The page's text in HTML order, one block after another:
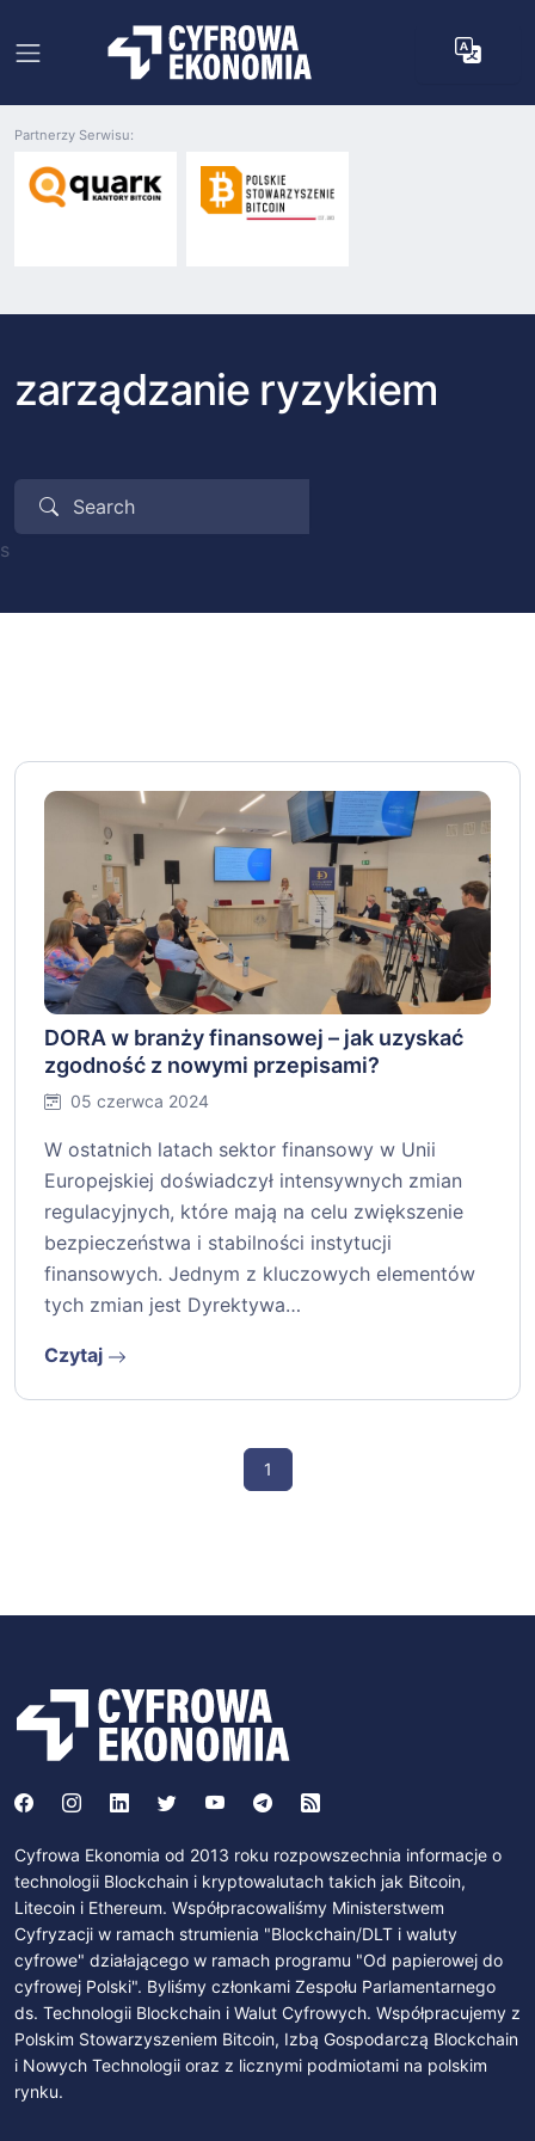
Partnerzy Serwisu:
zarządzanie ryzykiem
s
DORA w branży finansowej – jak uzyskać
zgodność z nowymi przepisami?
05 czerwca 2024
W ostatnich latach sektor finansowy w Unii
Europejskiej doświadczył intensywnych zmian
regulacyjnych, które mają na celu zwiększenie
bezpieczeństwa i stabilności instytucji
finansowych. Jednym z kluczowych elementów
tych zmian jest Dyrektywa…
Czytaj
1
Cyfrowa Ekonomia od 2013 roku rozpowszechnia informacje o
technologii Blockchain i kryptowalutach takich jak Bitcoin,
Litecoin i Ethereum. Współpracowaliśmy Ministerstwem
Cyfryzacji w ramach strumienia "Blockchain/DLT i waluty
cyfrowe" działającego w ramach programu "Od papierowej do
cyfrowej Polski". Byliśmy członkami Zespołu Parlamentarnego
ds. Technologii Blockchain i Walut Cyfrowych. Współpracujemy z
Polskim Stowarzyszeniem Bitcoin, Izbą Gospodarczą Blockchain
i Nowych Technologii oraz z licznymi podmiotami na polskim
rynku.